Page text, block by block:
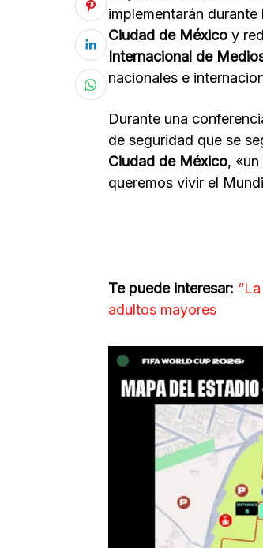
implementarán
Ciudad de México y
Internacional de
nacionales e
Durante una
de seguridad que se
Ciudad de México,
queremos vivir el
Te puede interesar:
adultos mayores